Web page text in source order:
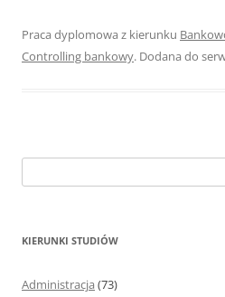
Praca dyplomowa z kierunku
Controlling bankowy. Dodana do
z
KIERUNKI STUDIÓW
Administracja (73)